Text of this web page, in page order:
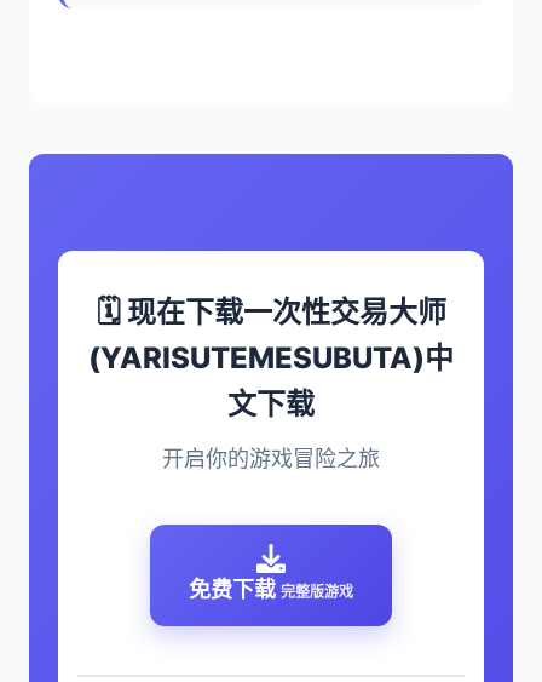
🗓️ 现在下载一次性交易大师
(YARISUTEMESUBUTA)中
文下载
开启你的游戏冒险之旅
免费下载 完整版游戏